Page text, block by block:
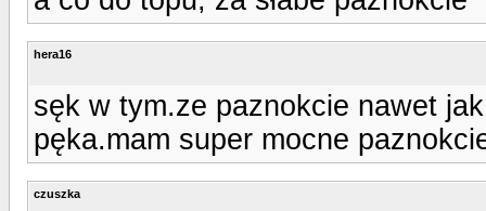
hera16
sęk w tym.ze paznokcie nawet
pęka.mam super mocne
czuszka